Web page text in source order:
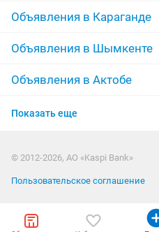
Объявления в Караганде
Объявления в Шымкенте
Объявления в Актобе
Объявления в Актау
Объявления в Павлодаре
Показать еще
© 2012-2026, АО «Kaspi Bank»
Пользовательское соглашение